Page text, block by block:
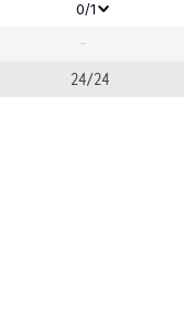
0/1
-
24/24